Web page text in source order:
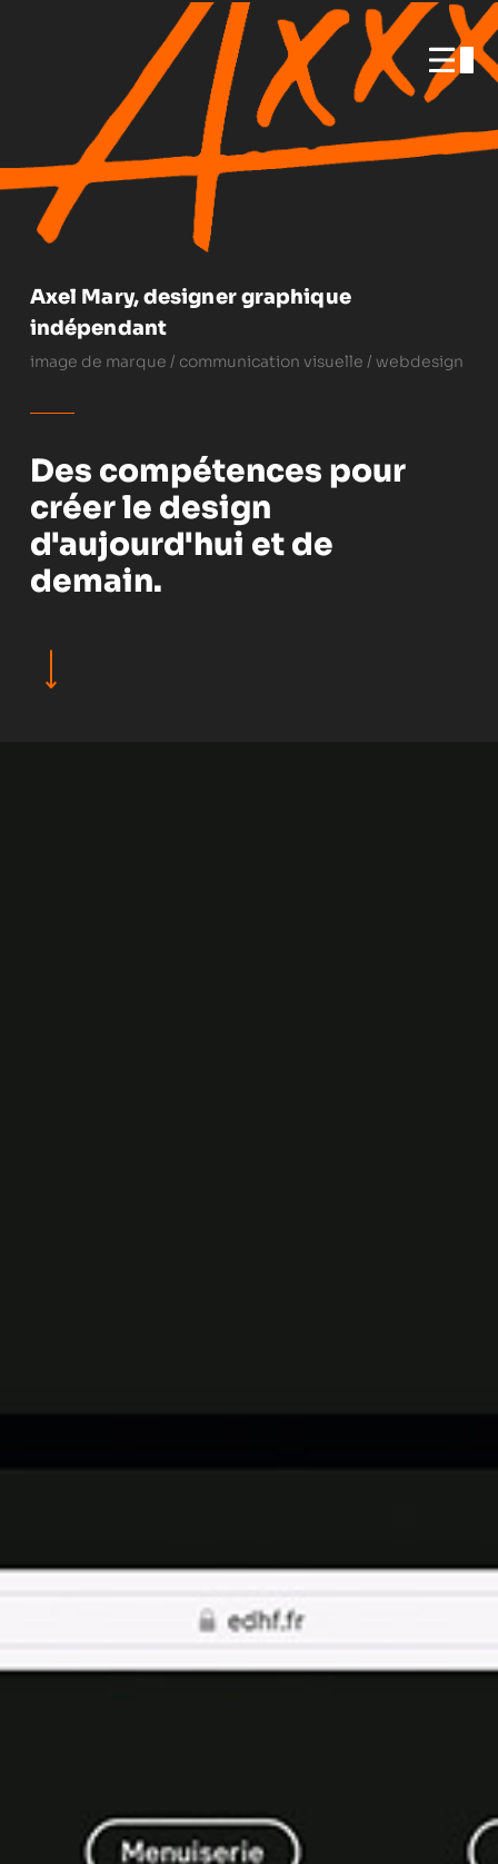
Axel Mary, designer
graphique indépendant.
Axel Mary, designer graphique
indépendant
image de marque / communication visuelle / webdesign
Des compétences pour
créer le design
d'aujourd'hui et de
demain.
⟶